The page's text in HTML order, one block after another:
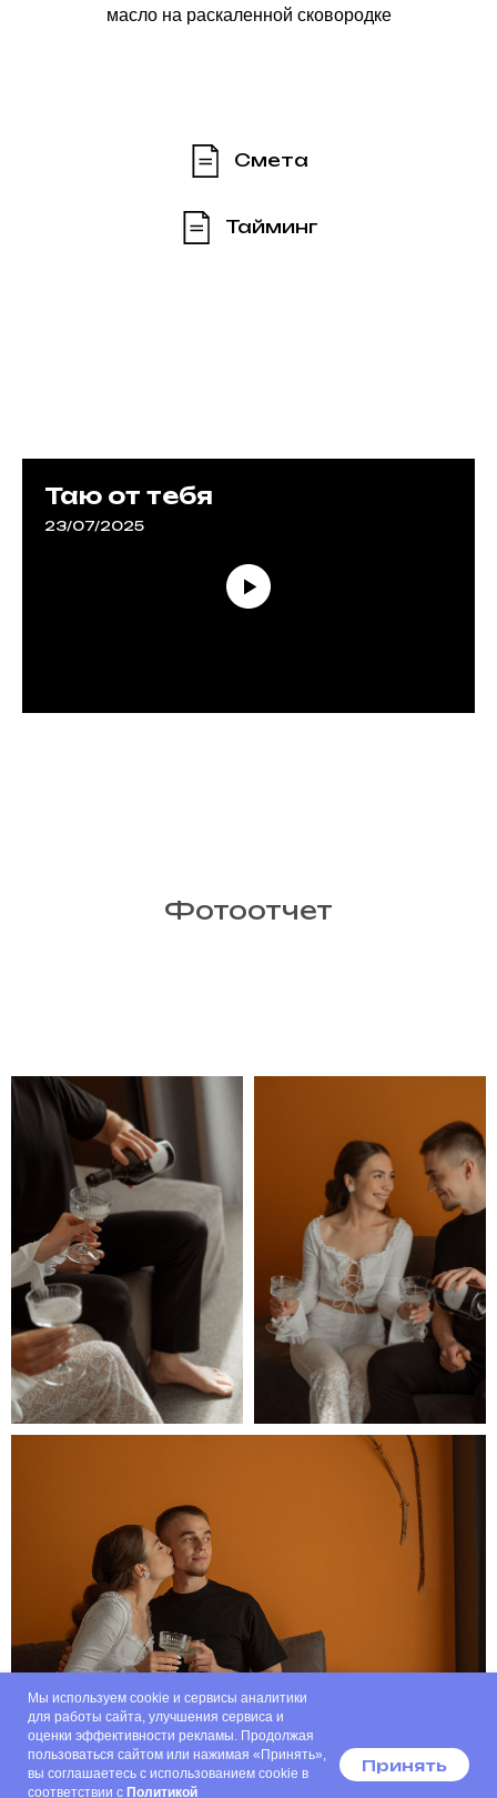
масло на раскаленной сковородке
Смета
Тайминг
Таю от тебя
23/07/2025
Фотоотчет
Мы используем cookie и сервисы аналитики
для работы сайта, улучшения сервиса и
оценки эффективности рекламы. Продолжая
пользоваться сайтом или нажимая «Принять»,
вы соглашаетесь с использованием cookie в
соответствии с Политикой
Принять